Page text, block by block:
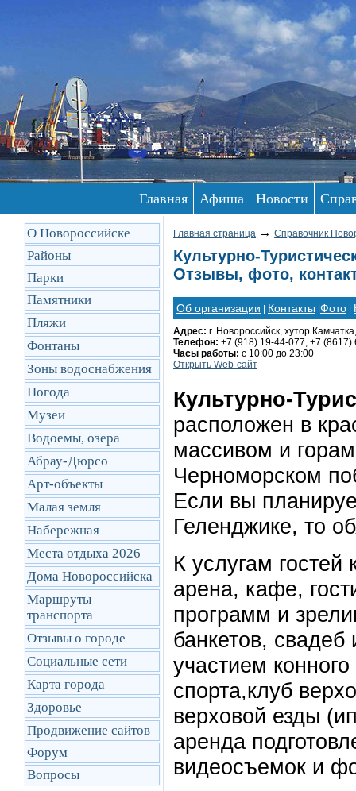
Главная Афиша Новости
О Новороссийске
Районы
Парки
Памятники
Пляжи
Фонтаны
Зоны водоснабжения
Погода
Музеи
Водоемы, озера
Абрау-Дюрсо
Арт-объекты
Малая земля
Набережная
Места отдыха 2026
Дома Новороссийска
Маршруты
транcпорта
Отзывы о городе
Социальные сети
Карта города
Здоровье
Продвижение сайтов
Форум
Вопросы
Главная страница → Справочник
Культурно-
Отзывы, фото,
Об организации Контакты Фото
Адрес: г. Новороссийск, хутор
Телефон: +7 (918) 19-44-077, +7 (8617)
Часы работы: с 10:00 до 23:00
Открыть Web-сайт
Культурно-
расположен в
массивом и
Черноморском
Если вы
Геленджике, то
К услугам гостей
арена, кафе,
программ и
банкетов,
участием
спорта,клуб
верховой езды
аренда
видеосъемок и